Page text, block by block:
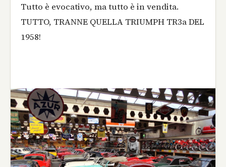
Tutto è evocativo, ma tutto è in vendita.
TUTTO, TRANNE QUELLA TRIUMPH TR3a DEL
1958!